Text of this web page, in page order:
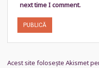
next time I comment.
Acest site folosește Akismet